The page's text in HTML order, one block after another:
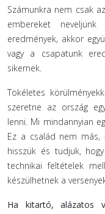
Számunkra nem csak
embereket
eredmények, akkor
vagy a csapatunk
sikernek.
Tökéletes
szeretne az ország
lenni. Mi mindannyian
Ez a család nem más,
hisszük és tudjuk,
technikai feltételek
készülhetnek a
Ha kitartó, alázatos